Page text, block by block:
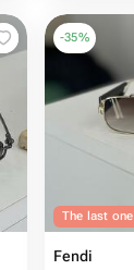
-35%
The last one
Fendi